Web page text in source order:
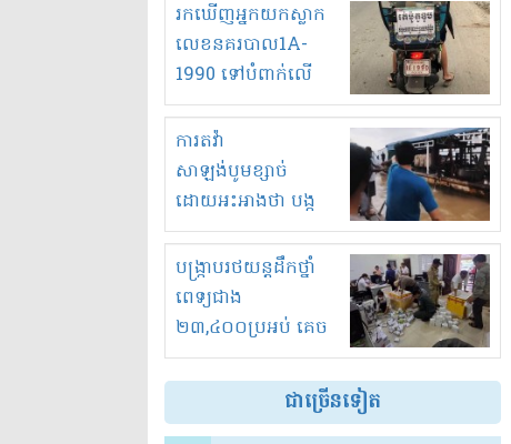
រកឃើញអ្នកយកស្លាក
លេខនគរបាល1A-
1990 ទៅបំពាក់លើ
ម៉ូតូរបស់ខ្លួន ដាកផ្លាក
រត់ឌុបហើយ
ការតវ៉ា
សាឡង់បូមខ្សាច់
ដោយអះអាងថា បង្ក
បាក់ច្រាំងទន្លេ និង
រំខានទាំងយប់ទាំងថ្ងៃ
បង្ក្រាបរថយន្តដឹកថ្នាំ
ពេទ្យជាង
២៣,៤០០ប្រអប់ គេច
ពន្ធនិងអត់ច្បាប់នាំ
ចូល!?
ជាច្រើនទៀត